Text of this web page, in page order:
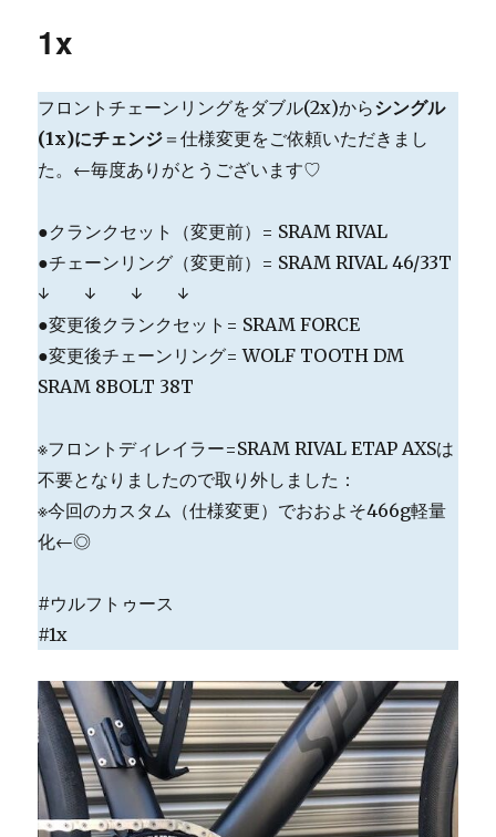
1x
フロントチェーンリングをダブル(2x)からシングル
(1x)にチェンジ ＝仕様変更をご依頼いただきまし
た。←毎度ありがとうございます♡
●クランクセット（変更前）= SRAM RIVAL
●チェーンリング（変更前）= SRAM RIVAL 46/33T
↓ ↓ ↓ ↓
●変更後クランクセット= SRAM FORCE
●変更後チェーンリング= WOLF TOOTH DM
SRAM 8BOLT 38T
※フロントディレイラー=SRAM RIVAL ETAP AXSは
不要となりましたので取り外しました：
※今回のカスタム（仕様変更）でおおよそ466g軽量
化←◎
#ウルフトゥース
#1x